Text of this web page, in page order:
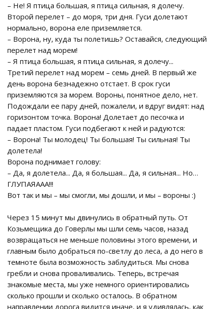
– Не! Я птица большая, я птица сильная, я долечу.
Второй перелет – до моря, три дня. Гуси долетают
нормально, ворона еле приземляется.
– Ворона, ну, куда ты полетишь? Оставайся, следующий
перелет над морем!
– Я птица большая, я птица сильная, я долечу...
Третий перелет над морем – семь дней. В первый же
день ворона безнадежно отстает. В срок гуси
приземляются за морем. Вороны, понятное дело, нет.
Подождали ее пару дней, пожалели, и вдруг видят: над
горизонтом точка. Ворона! Долетает до песочка и
падает пластом. Гуси подбегают к ней и радуются:
– Ворона! Ты молодец! Ты большая! Ты сильная! Ты
долетела!
Ворона поднимает голову:
– Да, я долетела... Да, я большая... Да, я сильная... Но…
ГЛУПАЯААА!!!
Вот так и мы – мы смогли, мы дошли, и мы – вороны :)
Через 15 минут мы двинулись в обратный путь. От
Козьмещика до Говерлы мы шли семь часов, назад
возвращаться не меньше половины этого времени, и
главным было добраться по-светлу до леса, а до него в
темноте была возможность заблудиться. Мы снова
гребли и снова проваливались. Теперь, встречая
знакомые места, мы уже немного ориентировались
сколько прошли и сколько осталось. В обратном
направлении дорога видится иначе, и я удивлялась, как